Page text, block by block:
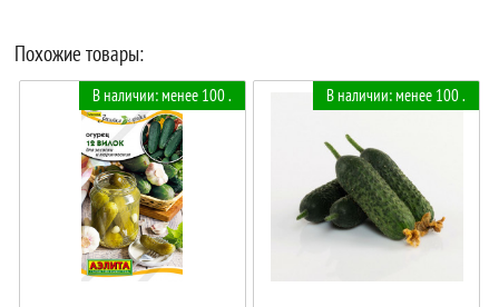
Похожие товары:
В наличии: менее 100 . В наличии: менее 100 .